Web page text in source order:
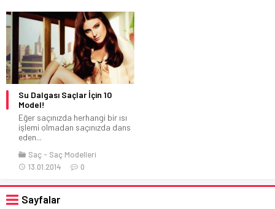
Su Dalgası Saçlar İçin 10
Model!
Eğer saçınızda herhangi bir ısı
işlemi olmadan saçınızda dans
eden...
Saç
Saç Modelleri
13.01.2014
0
Sayfalar